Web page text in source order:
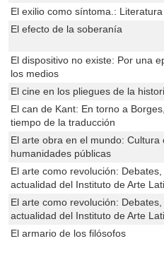
El exilio como síntoma.:
El efecto de la soberanía
El dispositivo no existe: Por una
los medios
El cine en los pliegues de la
El can de Kant: En torno a
tiempo de la traducción
El arte obra en el mundo: Cultura
humanidades públicas
El arte como revolución:
actualidad del Instituto de Arte
El arte como revolución:
actualidad del Instituto de Arte
El armario de los filósofos